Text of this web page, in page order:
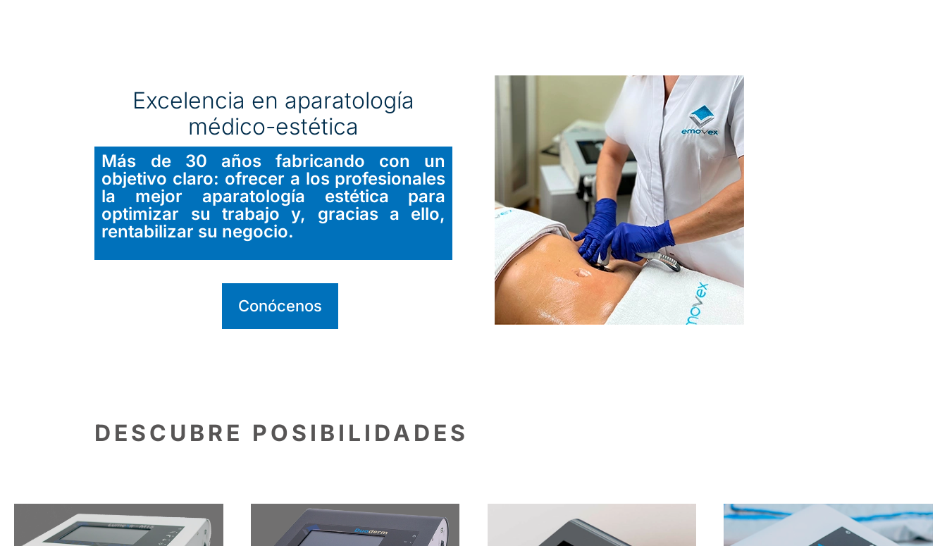
Excelencia en aparatología
médico-estética
Más de 30 años fabricando con un
objetivo claro: ofrecer a los profesionales
la mejor aparatología estética para
optimizar su trabajo y, gracias a ello,
rentabilizar su negocio.
Conócenos
DESCUBRE POSIBILIDADES